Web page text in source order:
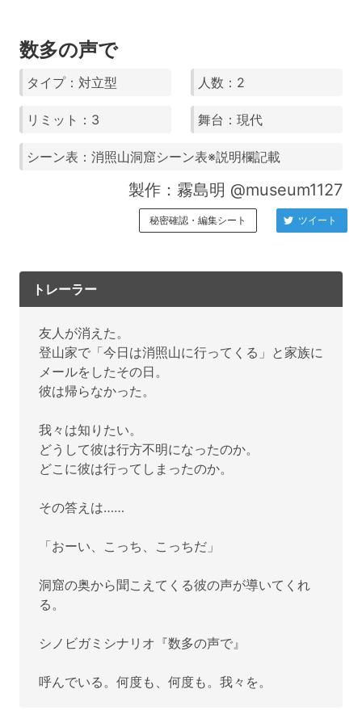
数多の声で
タイプ：対立型 人数：2
リミット：3 舞台：現代
シーン表：消照山洞窟シーン表※説明欄記載
製作：霧島明 @museum1127
秘密確認・編集シート ツイート
トレーラー
友人が消えた。
登山家で「今日は消照山に行ってくる」と家族に
メールをしたその日。
彼は帰らなかった。
我々は知りたい。
どうして彼は行方不明になったのか。
どこに彼は行ってしまったのか。
その答えは……
「おーい、こっち、こっちだ」
洞窟の奥から聞こえてくる彼の声が導いてくれ
る。
シノビガミシナリオ『数多の声で』
呼んでいる。何度も、何度も。我々を。